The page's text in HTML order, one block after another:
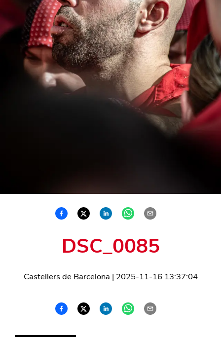
DSC_0085
Castellers de Barcelona | 2025-11-16 13:37:04